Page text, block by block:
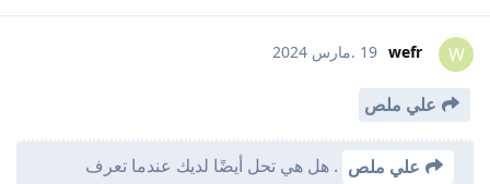
W
wefr 19 .مارس 2024
علي ملص
علي ملص . هل هي تحل أيضًا لديك عندما تعرف